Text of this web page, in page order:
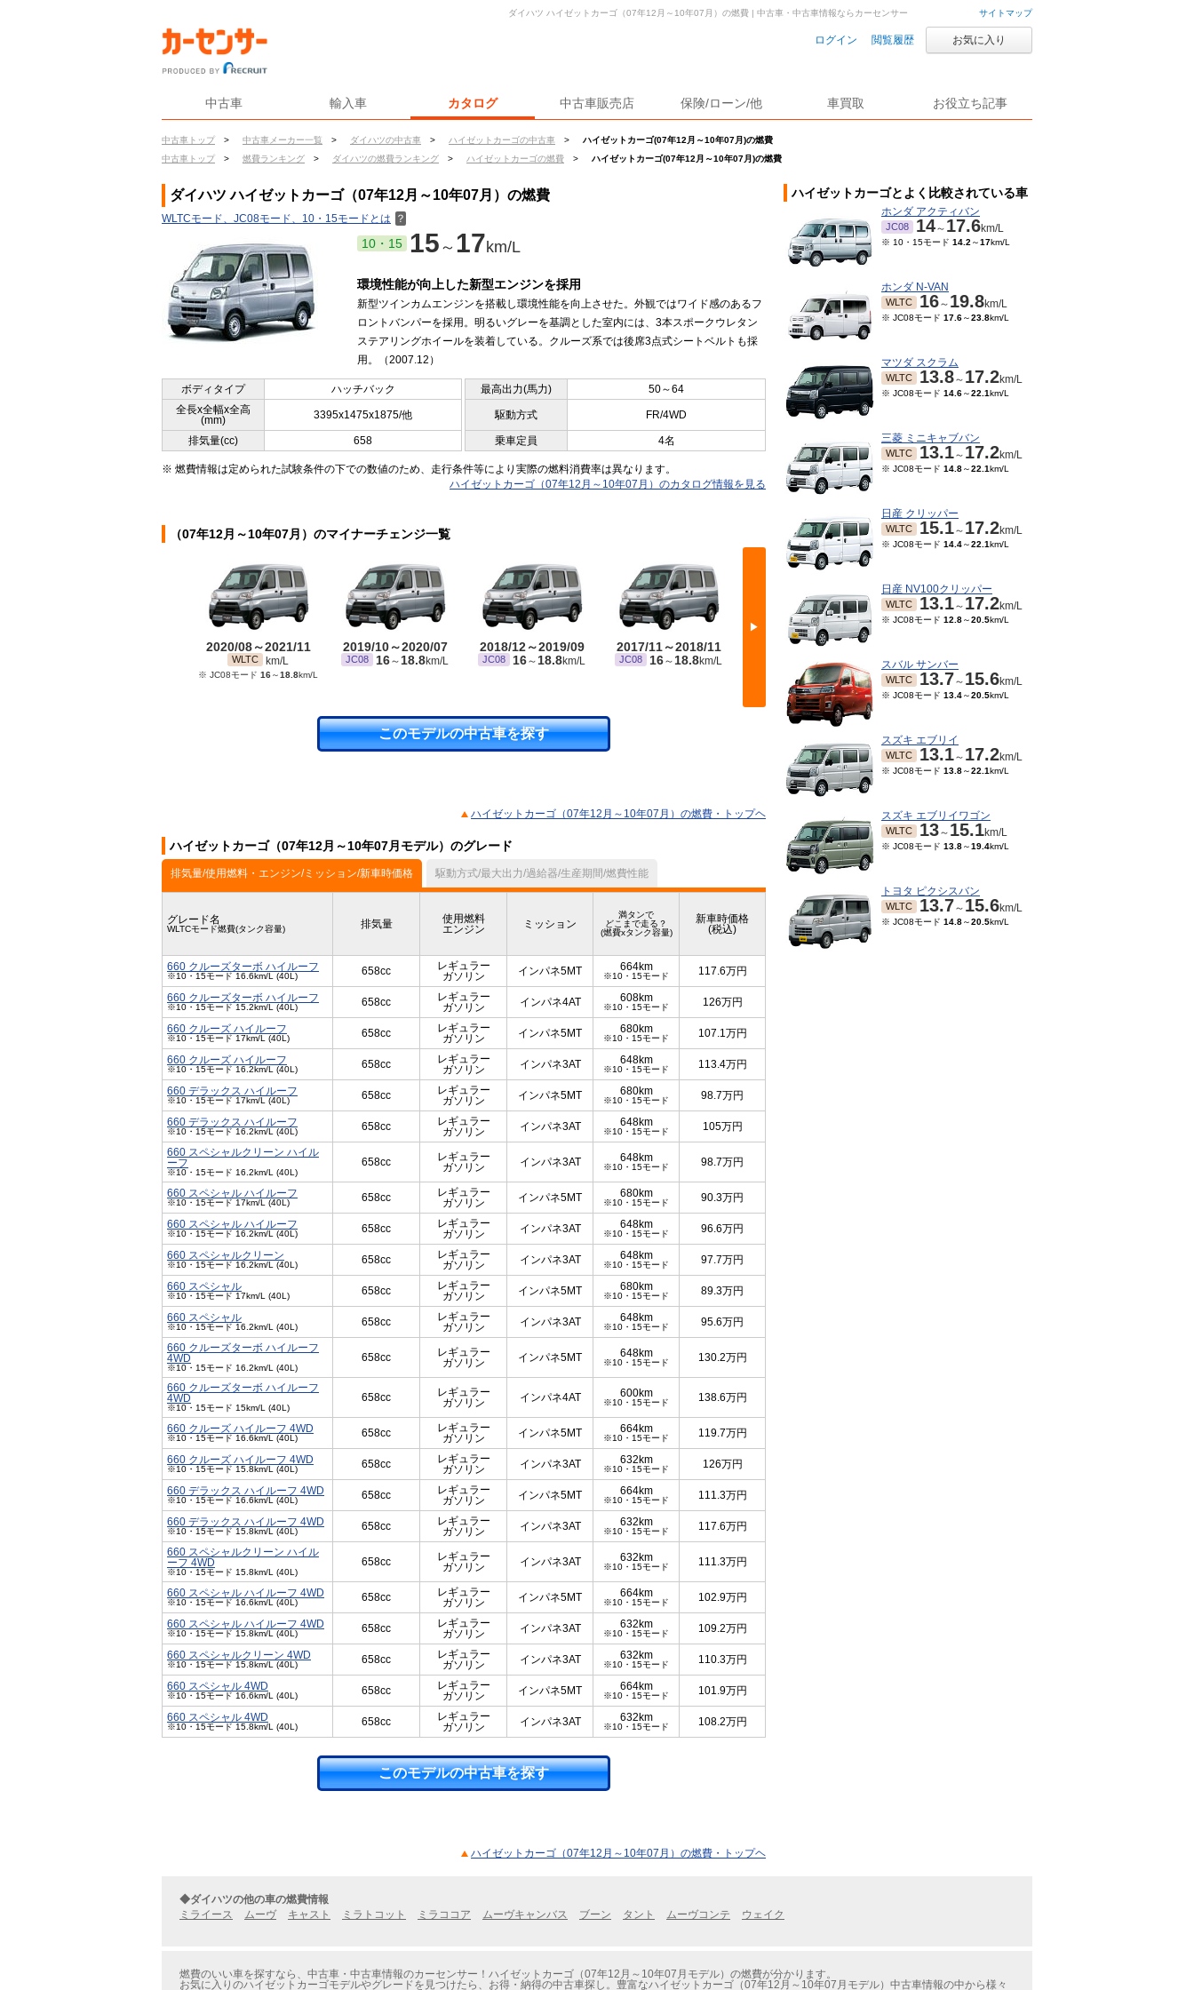
サイトマップ
ログイン 閲覧履歴 お気に入り
中古車 輸入車 カタログ 中古車販売店 保険/ローン/他 車買取 お役立ち記事
中古車トップ > 中古車メーカー一覧 > ダイハツの中古車 > ハイゼットカーゴの中古車 >
ハイゼットカーゴ(07年12月～10年07月)の燃費
中古車トップ
> 燃費ランキング > ダイハツの燃費ランキング > ハイゼットカーゴの燃費 > ハイゼットカーゴ(07年12月～10年07月)の燃費
ダイハツ ハイゼットカーゴ（07年12月～10年07月）の燃費 | 中古車・中古車情報ならカーセンサー
ダイハツ ハイゼットカーゴ（07年12月～10年07月）の燃費
WLTCモード、JC08モード、10・15モードとは ？
10・15 15 ～ 17km/L
環境性能が向上した新型エンジンを採用
新型ツインカムエンジンを搭載し環境性能を向上させた。外観ではワイド感のあるフ
ロントバンパーを採用。明るいグレーを基調とした室内には、3本スポークウレタン
ステアリングホイールを装着している。クルーズ系では後席3点式シートベルトも採
用。（2007.12）
ボディタイプ ハッチバック 最高出力(馬力)
50～64
全長x全幅x全高
(mm)
3395x1475x1875/他 駆動方式 FR/4WD
排気量(cc) 658 乗車定員 4名
※ 燃費情報は定められた試験条件の下での数値のため、走行条件等により実際の燃料消費率は異なります。
ハイゼットカーゴ（07年12月～10年07月）のカタログ情報を見る
（07年12月～10年07月）のマイナーチェンジ一覧
▶
2020/08～2021/11
WLTC km/L
※ JC08モード 16～18.8km/L
2019/10～2020/07
JC08 16～18.8km/L
2018/12～2019/09
JC08 16～18.8km/L
2017/11～2018/11
JC08 16～18.8km/L
2015/11～2017/10
～17.2km/L JC08 14.8～17.2
このモデルの中古車を探す
ハイゼットカーゴ（07年12月～10年07月）の燃費・トップヘ
ハイゼットカーゴ（07年12月～10年07月モデル）のグレード
排気量/使用燃料・エンジン/ミッション/新車時価格 駆動方式/最大出力/過給器/生産期間/燃費性能
グレード名
WLTCモード燃費(タンク容量) 排気量
使用燃料
エンジン
ミッション
満タンで
どこまで走る？
(燃費xタンク容量)
新車時価格
(税込)
660 クルーズターボ ハイルーフ
※10・15モード 16.6km/L (40L) 658cc
レギュラー
ガソリン
インパネ5MT 664km
※10・15モード 117.6万円
660 クルーズターボ ハイルーフ
※10・15モード 15.2km/L (40L) 658cc
レギュラー
ガソリン
インパネ4AT 608km
※10・15モード 126万円
660 クルーズ ハイルーフ
※10・15モード 17km/L (40L) 658cc
レギュラー
ガソリン
インパネ5MT 680km
※10・15モード 107.1万円
660 クルーズ ハイルーフ
※10・15モード 16.2km/L (40L) 658cc
レギュラー
ガソリン
インパネ3AT 648km
※10・15モード 113.4万円
660 デラックス ハイルーフ
※10・15モード 17km/L (40L) 658cc
レギュラー
ガソリン
インパネ5MT 680km
※10・15モード 98.7万円
660 デラックス ハイルーフ
※10・15モード 16.2km/L (40L) 658cc
レギュラー
ガソリン
インパネ3AT 648km
※10・15モード 105万円
660 スペシャルクリーン ハイル
ーフ
※10・15モード 16.2km/L (40L)
658cc
レギュラー
ガソリン
インパネ3AT 648km
※10・15モード 98.7万円
660 スペシャル ハイルーフ
※10・15モード 17km/L (40L) 658cc
レギュラー
ガソリン
インパネ5MT 680km
※10・15モード 90.3万円
660 スペシャル ハイルーフ
※10・15モード 16.2km/L (40L) 658cc
レギュラー
ガソリン
インパネ3AT 648km
※10・15モード 96.6万円
660 スペシャルクリーン
※10・15モード 16.2km/L (40L) 658cc
レギュラー
ガソリン
インパネ3AT 648km
※10・15モード 97.7万円
660 スペシャル
※10・15モード 17km/L (40L) 658cc
レギュラー
ガソリン
インパネ5MT 680km
※10・15モード 89.3万円
660 スペシャル
※10・15モード 16.2km/L (40L) 658cc
レギュラー
ガソリン
インパネ3AT 648km
※10・15モード 95.6万円
660 クルーズターボ ハイルーフ
4WD
※10・15モード 16.2km/L (40L)
658cc
レギュラー
ガソリン
インパネ5MT 648km
※10・15モード 130.2万円
660 クルーズターボ ハイルーフ
4WD
※10・15モード 15km/L (40L)
658cc
レギュラー
ガソリン
インパネ4AT 600km
※10・15モード 138.6万円
660 クルーズ ハイルーフ 4WD
※10・15モード 16.6km/L (40L) 658cc
レギュラー
ガソリン
インパネ5MT 664km
※10・15モード 119.7万円
660 クルーズ ハイルーフ 4WD
※10・15モード 15.8km/L (40L) 658cc
レギュラー
ガソリン
インパネ3AT 632km
※10・15モード 126万円
660 デラックス ハイルーフ 4WD
※10・15モード 16.6km/L (40L) 658cc
レギュラー
ガソリン
インパネ5MT 664km
※10・15モード 111.3万円
660 デラックス ハイルーフ 4WD
※10・15モード 15.8km/L (40L) 658cc
レギュラー
ガソリン
インパネ3AT 632km
※10・15モード 117.6万円
660 スペシャルクリーン ハイル
ーフ 4WD
※10・15モード 15.8km/L (40L)
658cc
レギュラー
ガソリン
インパネ3AT 632km
※10・15モード 111.3万円
660 スペシャル ハイルーフ 4WD
※10・15モード 16.6km/L (40L) 658cc
レギュラー
ガソリン
インパネ5MT 664km
※10・15モード 102.9万円
660 スペシャル ハイルーフ 4WD
※10・15モード 15.8km/L (40L) 658cc
レギュラー
ガソリン
インパネ3AT 632km
※10・15モード 109.2万円
660 スペシャルクリーン 4WD
※10・15モード 15.8km/L (40L) 658cc
レギュラー
ガソリン
インパネ3AT 632km
※10・15モード 110.3万円
660 スペシャル 4WD
※10・15モード 16.6km/L (40L) 658cc
レギュラー
ガソリン
インパネ5MT 664km
※10・15モード 101.9万円
660 スペシャル 4WD
※10・15モード 15.8km/L (40L) 658cc
レギュラー
ガソリン
インパネ3AT 632km
※10・15モード 108.2万円
このモデルの中古車を探す
ハイゼットカーゴ（07年12月～10年07月）の燃費・トップヘ
ハイゼットカーゴとよく比較されている車
ホンダ アクティバン
JC08 14～ 17.6km/L
※ 10・15モード 14.2 ～17km/L
ホンダ N-VAN
WLTC 16～ 19.8km/L
※ JC08モード 17.6～23.8km/L
マツダ スクラム
WLTC 13.8～ 17.2km/L
※ JC08モード 14.6～22.1km/L
三菱 ミニキャブバン
WLTC 13.1～ 17.2km/L
※ JC08モード 14.8～22.1km/L
日産 クリッパー
WLTC 15.1～ 17.2km/L
※ JC08モード 14.4～22.1km/L
日産 NV100クリッパー
WLTC 13.1～ 17.2km/L
※ JC08モード 12.8～20.5km/L
スバル サンバー
WLTC 13.7～ 15.6km/L
※ JC08モード 13.4～20.5km/L
スズキ エブリイ
WLTC 13.1～ 17.2km/L
※ JC08モード 13.8～22.1km/L
スズキ エブリイワゴン
WLTC 13～ 15.1km/L
※ JC08モード 13.8～19.4km/L
トヨタ ピクシスバン
WLTC 13.7～ 15.6km/L
※ JC08モード 14.8～20.5km/L
◆ダイハツの他の車の燃費情報
ミライース
ムーヴ キャスト ミラトコット ミラココア ムーヴキャンバス ブーン タント ムーヴコンテ ウェイク
燃費のいい車を探すなら、中古車・中古車情報のカーセンサー！ハイゼットカーゴ（07年12月～10年07月モデル）の燃費が分かります。
お気に入りのハイゼットカーゴモデルやグレードを見つけたら、お得・納得の中古車探し。豊富なハイゼットカーゴ（07年12月～10年07月モデル）中古車情報の中から様々